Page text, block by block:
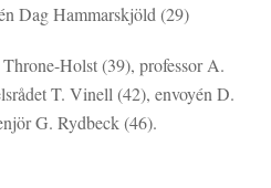
Dag Hammarskjöld (29)
Holst (39), professor A.
T. Vinell (42), envoyén D.
G. Rydbeck (46).